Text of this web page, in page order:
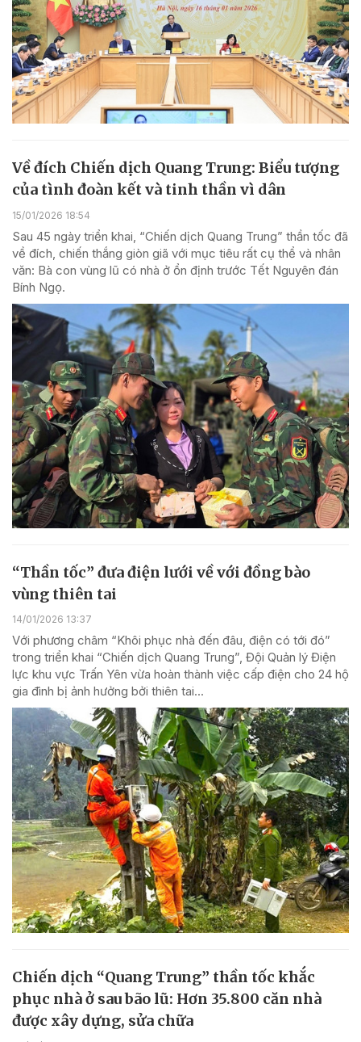
Về đích Chiến dịch Quang Trung: Biểu tượng
của tình đoàn kết và tinh thần vì dân
15/01/2026 18:54
Sau 45 ngày triển khai, “Chiến dịch Quang Trung” thần tốc đã
về đích, chiến thắng giòn giã với mục tiêu rất cụ thể và nhân
văn: Bà con vùng lũ có nhà ở ổn định trước Tết Nguyên đán
Bính Ngọ.
“Thần tốc” đưa điện lưới về với đồng bào
vùng thiên tai
14/01/2026 13:37
Với phương châm “Khôi phục nhà đến đâu, điện có tới đó”
trong triển khai “Chiến dịch Quang Trung”, Đội Quản lý Điện
lực khu vực Trấn Yên vừa hoàn thành việc cấp điện cho 24 hộ
gia đình bị ảnh hưởng bởi thiên tai...
Chiến dịch “Quang Trung” thần tốc khắc
phục nhà ở sau bão lũ: Hơn 35.800 căn nhà
được xây dựng, sửa chữa